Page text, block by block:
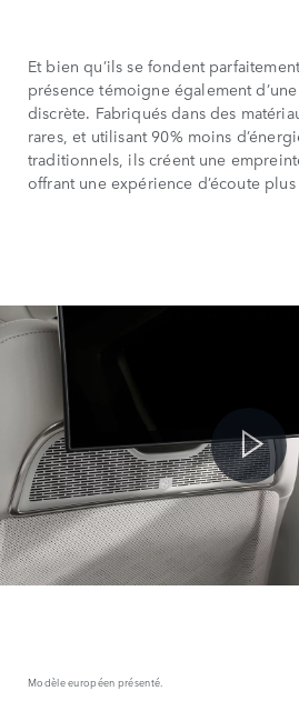
Et bien qu’ils se fondent
présence témoigne également
discrète. Fabriqués dans des
rares, et utilisant 90% moins
traditionnels, ils créent une
offrant une expérience d’écoute
Modèle européen présenté.